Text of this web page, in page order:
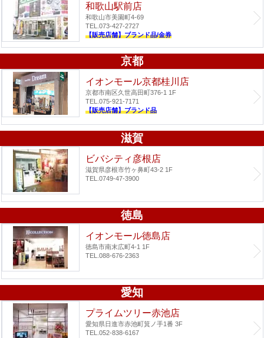
和歌山駅前店
和歌山市美園町4-69
TEL.073-427-2727
【販売店舗】ブランド品/金券
京都
イオンモール京都桂川店
京都市南区久世高田町376-1 1F
TEL.075-921-7171
【販売店舗】ブランド品
滋賀
ビバシティ彦根店
滋賀県彦根市竹ヶ鼻町43-2 1F
TEL.0749-47-3900
徳島
イオンモール徳島店
徳島市南末広町4-1 1F
TEL.088-676-2363
愛知
プライムツリー赤池店
愛知県日進市赤池町箕ノ手1番 3F
TEL.052-838-6167